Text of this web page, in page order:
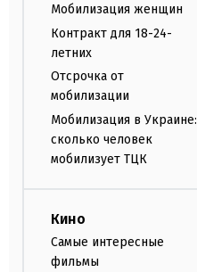
Мобилизация женщин
Контракт для 18-24-
летних
Отсрочка от
мобилизации
Мобилизация в Украине:
сколько человек
мобилизует ТЦК
Кино
Самые интересные
фильмы